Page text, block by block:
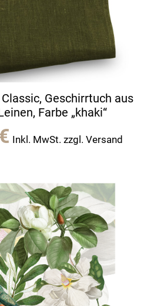
Geschirrtuch aus
Farbe „khaki“
Inkl. MwSt. zzgl. Versand